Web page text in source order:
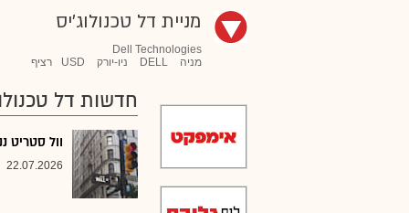
מניית דל טכנולוג'יס
Dell Technologies
מניה
DELL ניו-יורק USD רציף
חדשות דל
וול סטריט
22.07.2026